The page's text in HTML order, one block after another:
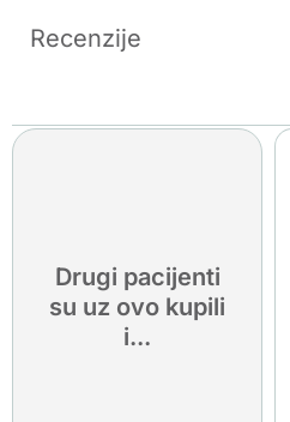
Recenzije
Drugi pacijenti
su uz ovo kupili
i...